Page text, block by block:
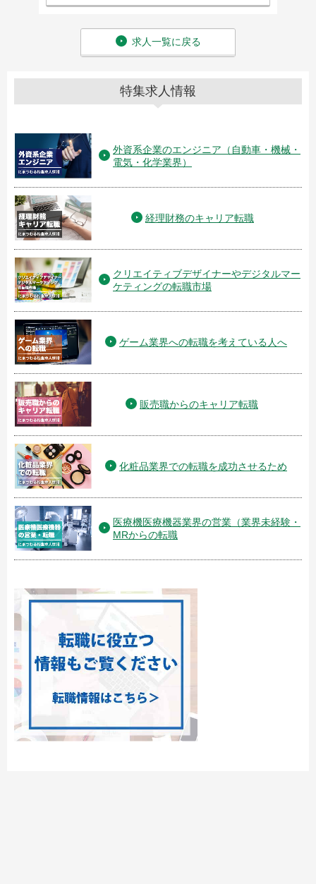
求人一覧に戻る
特集求人情報
外資系企業のエンジニア（自動車・機械・
電気・化学業界）
経理財務のキャリア転職
クリエイティブデザイナーやデジタルマー
ケティングの転職市場
ゲーム業界への転職を考えている人へ
販売職からのキャリア転職
化粧品業界での転職を成功させるため
医療機医療機器業界の営業（業界未経験・
MRからの転職